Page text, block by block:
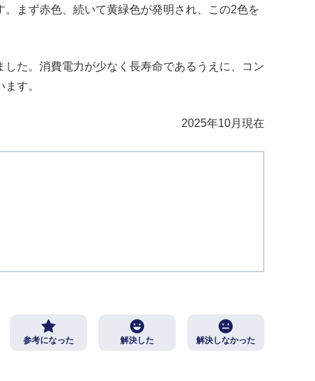
まず赤色、続いて黄緑色が発明され、この2色を
た。消費電力が少なく長寿命であるうえに、コン
す。
2025年10月現在
参考になった 解決した 解決しなかった